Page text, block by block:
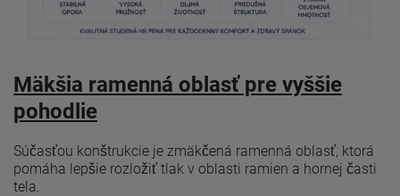
Mäkšia ramenná oblasť pre vyššie
pohodlie
Súčasťou konštrukcie je zmäkčená ramenná oblasť, ktorá
pomáha lepšie rozložiť tlak v oblasti ramien a hornej časti
tela.